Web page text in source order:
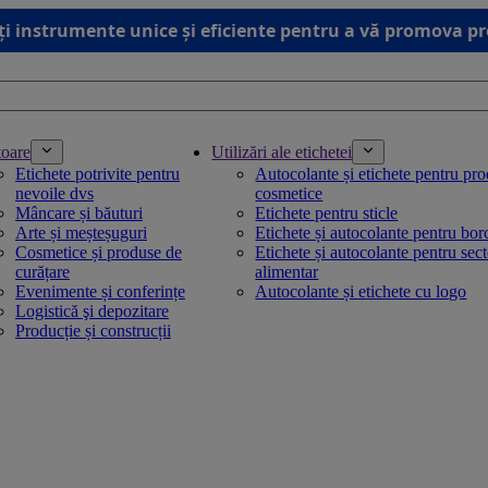
instrumente unice și eficiente pentru a vă promova
Etichete potrivite pentru
nevoile dvs
Mâncare și băuturi
Arte și meșteșuguri
Cosmetice și produse de
curățare
Evenimente și conferințe
Logistică şi depozitare
Producție și construcții
Utilizări ale etichetei
Autocolante și etichete pentru
cosmetice
Etichete pentru sticle
Etichete și autocolante pentru
Etichete și autocolante pentru
alimentar
Autocolante și etichete cu logo